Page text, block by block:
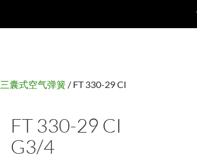
三囊式空气弹簧 / FT 330-29 CI
FT 330-29 CI
G3/4